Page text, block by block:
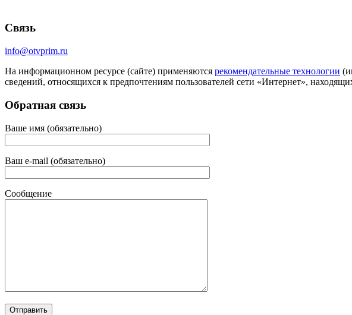
Связь
info@otvprim.ru
На информационном ресурсе (сайте) применяются рекомендательные технологии
сведений, относящихся к предпочтениям пользователей сети «Интернет»,
Обратная связь
Ваше имя (обязательно)
Ваш e-mail (обязательно)
Сообщение